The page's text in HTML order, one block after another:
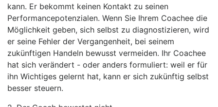
kann. Er bekommt keinen Kontakt zu seinen
Performancepotenzialen. Wenn Sie Ihrem Coachee die
Möglichkeit geben, sich selbst zu diagnostizieren, wird
er seine Fehler der Vergangenheit, bei seinem
zukünftigen Handeln bewusst vermeiden. Ihr Coachee
hat sich verändert - oder anders formuliert: weil er für
ihn Wichtiges gelernt hat, kann er sich zukünftig selbst
besser steuern.